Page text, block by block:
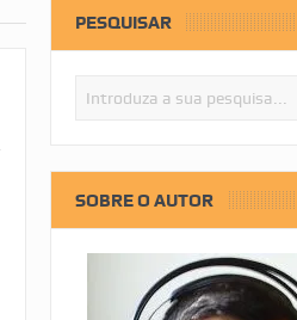
PESQUISAR
SOBRE O AUTOR